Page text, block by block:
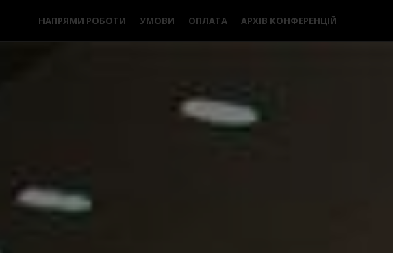
НАПРЯМИ РОБОТИ УМОВИ ОПЛАТА АРХІВ КОНФЕРЕНЦІЙ